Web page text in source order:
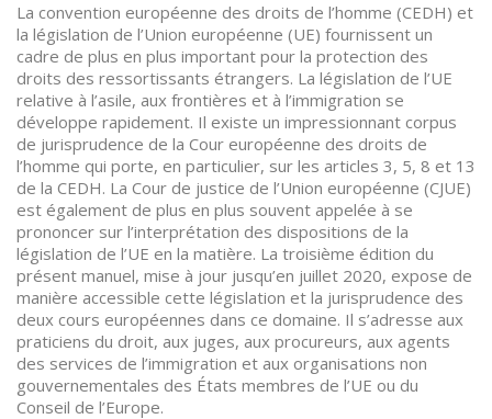
La convention européenne des droits de l’homme (CEDH) et
la législation de l’Union européenne (UE) fournissent un
cadre de plus en plus important pour la protection des
droits des ressortissants étrangers. La législation de l’UE
relative à l’asile, aux frontières et à l’immigration se
développe rapidement. Il existe un impressionnant corpus
de jurisprudence de la Cour européenne des droits de
l’homme qui porte, en particulier, sur les articles 3, 5, 8 et 13
de la CEDH. La Cour de justice de l’Union européenne (CJUE)
est également de plus en plus souvent appelée à se
prononcer sur l’interprétation des dispositions de la
législation de l’UE en la matière. La troisième édition du
présent manuel, mise à jour jusqu’en juillet 2020, expose de
manière accessible cette législation et la jurisprudence des
deux cours européennes dans ce domaine. Il s’adresse aux
praticiens du droit, aux juges, aux procureurs, aux agents
des services de l’immigration et aux organisations non
gouvernementales des États membres de l’UE ou du
Conseil de l’Europe.